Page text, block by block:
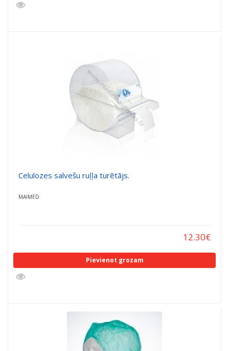
Celulozes salvešu ruļļa turētājs.
MAIMED
12.30€
Pievienot grozam